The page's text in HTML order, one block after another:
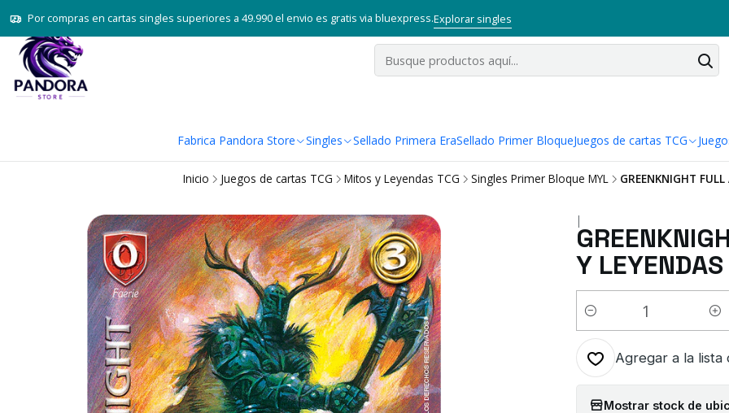
Fabrica Pandora Store Singles Sellado Primera EraSellado Primer BloqueJuegos de cartas TCG
Por compras en cartas singles superiores a 49.990 el envio es gratis via bluexpress.Explorar singles
Inicio Juegos de cartas TCG Mitos y Leyendas TCG Singles Primer Bloque MYL GREENKNIGHT
|
Y LEYENDAS
Cantidad
Agregar a la lista
Mostrar stock de